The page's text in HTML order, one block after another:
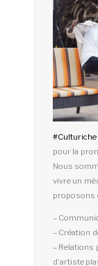
#Culturiche
pour la
Nous
vivre un
proposons
–
– Création
– Relations
d’artiste